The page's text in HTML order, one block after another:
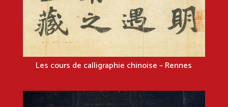
Les cours de calligraphie chinoise – Rennes